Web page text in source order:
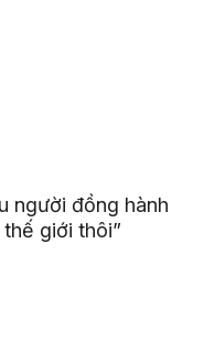
người đồng hành
giới thôi”